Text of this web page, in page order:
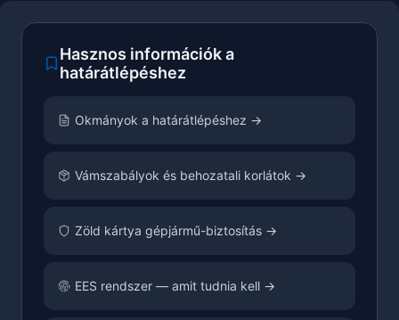
Hasznos információk a
határátlépéshez
Okmányok a határátlépéshez →
Vámszabályok és behozatali korlátok →
Zöld kártya gépjármű-biztosítás →
EES rendszer — amit tudnia kell →